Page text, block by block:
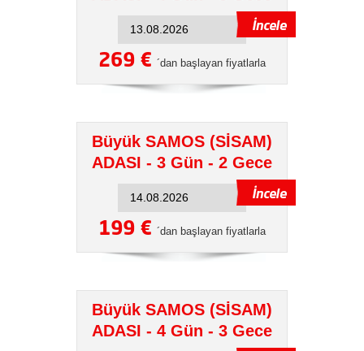
269 € ´dan başlayan fiyatlarla
Büyük SAMOS (SİSAM)
ADASI - 3 Gün - 2 Gece
199 € ´dan başlayan fiyatlarla
Büyük SAMOS (SİSAM)
ADASI - 4 Gün - 3 Gece